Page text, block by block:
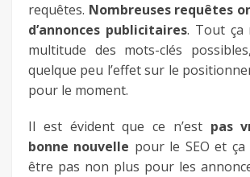
requêtes. Nombreuses requêtes
d’annonces publicitaires. Tout ça
multitude des mots-clés
quelque peu l’effet sur le
pour le moment.
Il est évident que ce n’est pas
bonne nouvelle pour le SEO et ça
être pas non plus pour les